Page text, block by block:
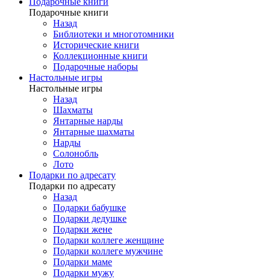
Подарочные книги
Назад
Библиотеки и многотомники
Исторические книги
Коллекционные книги
Подарочные наборы
Настольные игры
Настольные игры
Назад
Шахматы
Янтарные нарды
Янтарные шахматы
Нарды
Солонобль
Лото
Подарки по адресату
Подарки по адресату
Назад
Подарки бабушке
Подарки дедушке
Подарки жене
Подарки коллеге женщине
Подарки коллеге мужчине
Подарки маме
Подарки мужу